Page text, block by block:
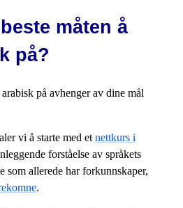
måten å
på?
på avhenger av dine mål
vi å starte med et nettkurs i
forståelse av språkets
som allerede har forkunnskaper,
.